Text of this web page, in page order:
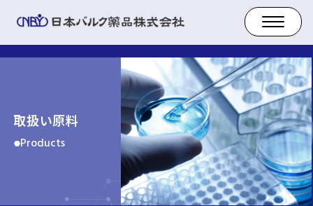
取扱い原料
Products